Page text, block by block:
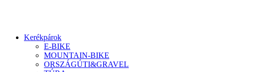
Kerékpárok
E-BIKE
MOUNTAIN-BIKE
ORSZÁGÚTI&GRAVEL